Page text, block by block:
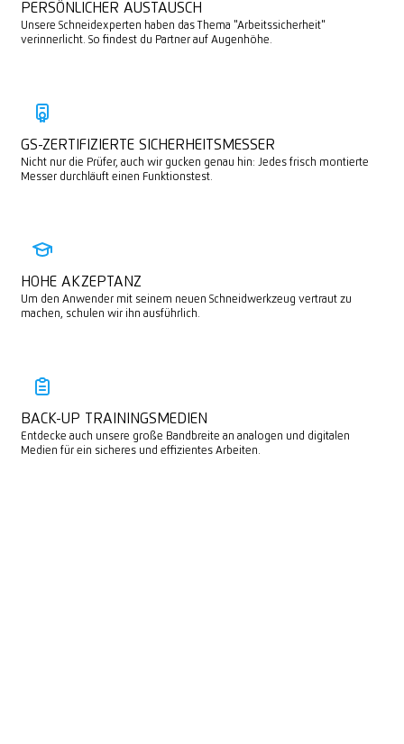
PERSÖNLICHER AUSTAUSCH
Unsere Schneidexperten haben das Thema "Arbeitssicherheit"
verinnerlicht. So findest du Partner auf Augenhöhe.
GS-ZERTIFIZIERTE SICHERHEITSMESSER
Nicht nur die Prüfer, auch wir gucken genau hin: Jedes frisch montierte
Messer durchläuft einen Funktionstest.
HOHE AKZEPTANZ
Um den Anwender mit seinem neuen Schneidwerkzeug vertraut zu
machen, schulen wir ihn ausführlich.
BACK-UP TRAININGSMEDIEN
Entdecke auch unsere große Bandbreite an analogen und digitalen
Medien für ein sicheres und effizientes Arbeiten.